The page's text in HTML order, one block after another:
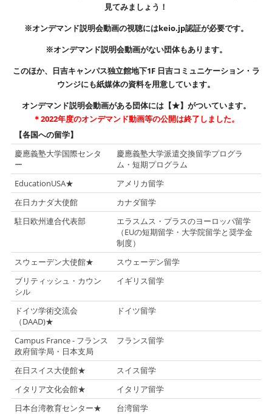
見てみましょう！
※オンデマンド説明会動画の視聴にはkeio.jp認証が必要です。
※オンデマンド説明会動画がない団体もあります。
このほか、日吉キャンパス独立館地下1F 日吉コミュニケーション・ラ
ウンジにも紙媒体の資料を用意しています。
オンデマンド説明会動画がある団体には【★】がついています。
＊2022年度のオンデマンド動画等の公開は終了しました。
【各国への留学】
慶應義塾大学国際センタ
ー
慶應義塾大学派遣交換留学プログラ
ム・短期プログラム
EducationUSA★
アメリカ留学
在日カナダ大使館
カナダ留学
駐日欧州連合代表部
エラスムス・プラスのヨーロッパ留学
（EUの短期留学・大学院留学と奨学金
制度）
スウェーデン大使館★
スウェーデン留学
ブリティッシュ・カウン
シル
イギリス留学
ドイツ学術交流会
（DAAD)★
ドイツ留学
Campus France - フランス
政府留学局・日本支局
フランス留学
在日スイス大使館★
スイス留学
イタリア文化会館★
イタリア留学
日本台湾教育センター★
台湾留学